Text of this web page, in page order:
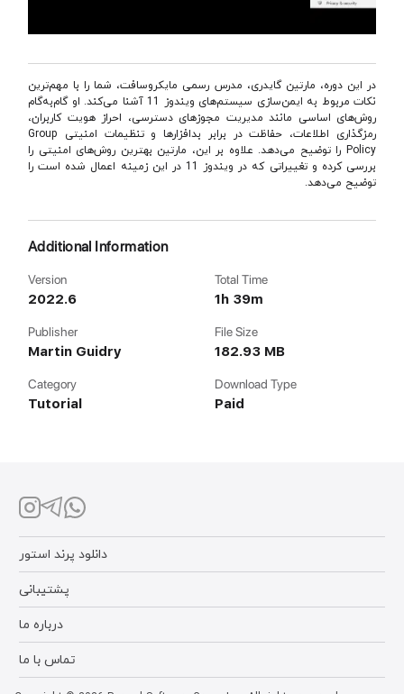
در این دوره، مارتین گایدری، مدرس رسمی مایکروسافت، شما را با مهم‌ترین
نکات مربوط به ایمن‌سازی سیستم‌های ویندوز 11 آشنا می‌کند. او گام‌به‌گام
روش‌های اساسی مانند مدیریت مجوزهای دسترسی، احراز هویت کاربران،
رمزگذاری اطلاعات، حفاظت در برابر بدافزارها و تنظیمات امنیتی Group
Policy را توضیح می‌دهد. علاوه بر این، مارتین بهترین روش‌های امنیتی را
بررسی کرده و تغییراتی که در ویندوز 11 در این زمینه اعمال شده است را
توضیح می‌دهد.
Additional Information
Version
2022.6
Total Time
1h 39m
Publisher
Martin Guidry
File Size
182.93 MB
Category
Tutorial
Download Type
Paid
تماس با ما
درباره ما
پشتیبانی
دانلود پرند استور